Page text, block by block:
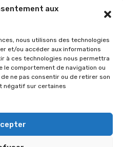
aux
nous utilisons des technologies
et/ou accéder aux informations
à ces technologies nous permettra
le comportement de navigation ou
ne pas consentir ou de retirer son
négatif sur certaines